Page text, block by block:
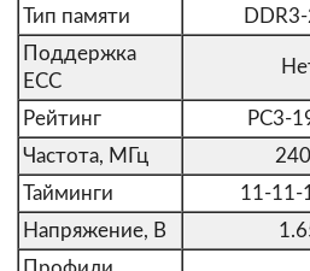
Тип памяти
Поддержка
ECC
Рейтинг PC3-
Частота, МГц
Тайминги
11-11-
Напряжение, В